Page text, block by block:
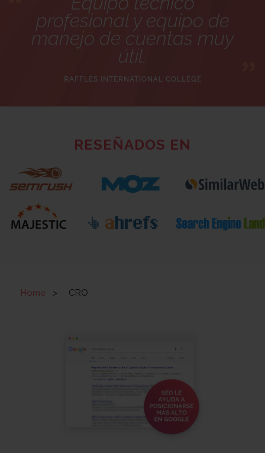
profesional y equipo de
manejo de cuentas muy
útil.
RAFFLES INTERNATIONAL COLLEGE
RESEÑADOS EN
Home > CRO